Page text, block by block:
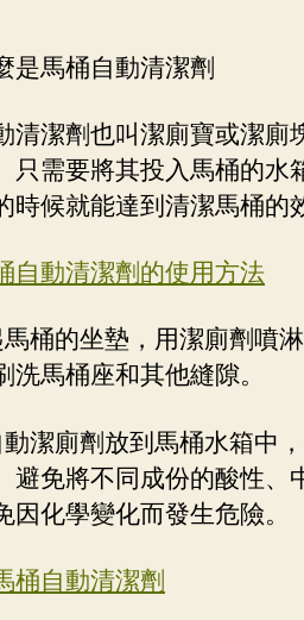
是馬桶自動清潔劑
清潔劑也叫潔廁寶或潔廁
只需要將其投入馬桶的水
時候就能達到清潔馬桶的
自動清潔劑的使用方法
桶的坐墊，用潔廁劑噴
洗馬桶座和其他縫隙。
潔廁劑放到馬桶水箱中
避免將不同成份的酸性、
因化學變化而發生危險。
桶自動清潔劑